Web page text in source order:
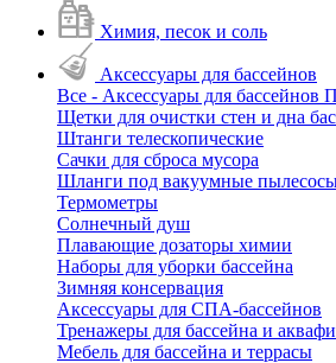
Химия, песок и соль
Аксессуары для бассейнов
Все - Аксессуары для бассейнов
Щетки для очистки стен и дна
Штанги телескопические
Сачки для сброса мусора
Шланги под вакуумные пылесосы
Термометры
Солнечный душ
Плавающие дозаторы химии
Наборы для уборки бассейна
Зимняя консервация
Аксессуары для СПА-бассейнов
Тренажеры для бассейна и
Мебель для бассейна и террасы